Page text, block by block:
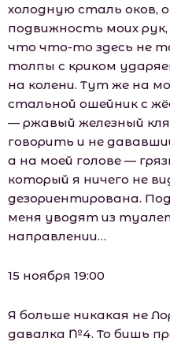
холодную сталь оков,
подвижность моих
что что-то здесь не
толпы с криком
на колени. Тут же на
стальной ошейник с
— ржавый железный
говорить и не
а на моей голове —
который я ничего не
дезориентирована.
меня уводят из
направлении…
15 ноября 19:00
Я больше никакая не
давалка №4. То бишь